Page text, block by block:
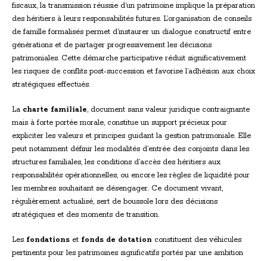
fiscaux, la transmission réussie d’un patrimoine implique la préparation
des héritiers à leurs responsabilités futures. L’organisation de conseils
de famille formalisés permet d’instaurer un dialogue constructif entre
générations et de partager progressivement les décisions
patrimoniales. Cette démarche participative réduit significativement
les risques de conflits post-succession et favorise l’adhésion aux choix
stratégiques effectués.
La charte familiale, document sans valeur juridique contraignante
mais à forte portée morale, constitue un support précieux pour
expliciter les valeurs et principes guidant la gestion patrimoniale. Elle
peut notamment définir les modalités d’entrée des conjoints dans les
structures familiales, les conditions d’accès des héritiers aux
responsabilités opérationnelles, ou encore les règles de liquidité pour
les membres souhaitant se désengager. Ce document vivant,
régulièrement actualisé, sert de boussole lors des décisions
stratégiques et des moments de transition.
Les fondations et fonds de dotation constituent des véhicules
pertinents pour les patrimoines significatifs portés par une ambition